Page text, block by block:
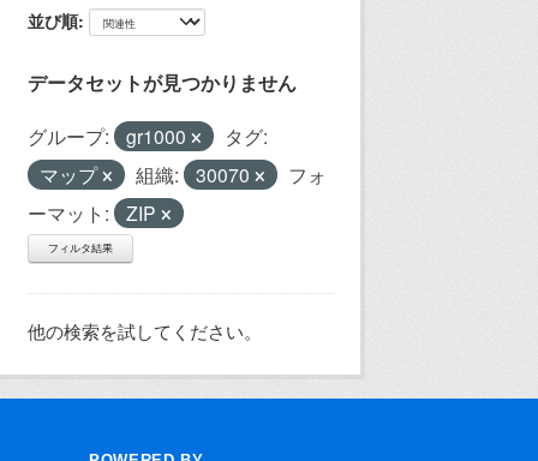
並び順
データセットが見つかりません
グループ: gr1000
タグ:
マップ
組織: 30070
フォ
ーマット:
ZIP
フィルタ結果
他の検索を試してください。